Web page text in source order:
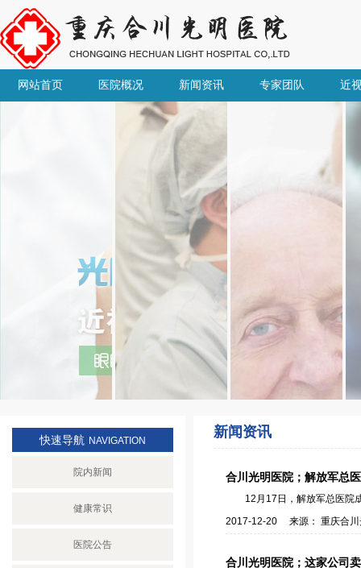
网站首页 医院概况 新闻资讯 专家团队 近
快速导航 NAVIGATION
院内新闻
健康常识
医院公告
新闻资讯
合川光明医院；解放军总
12月17日，解放军总医院
2017-12-20 来源： 重庆合川
合川光明医院；这家公司